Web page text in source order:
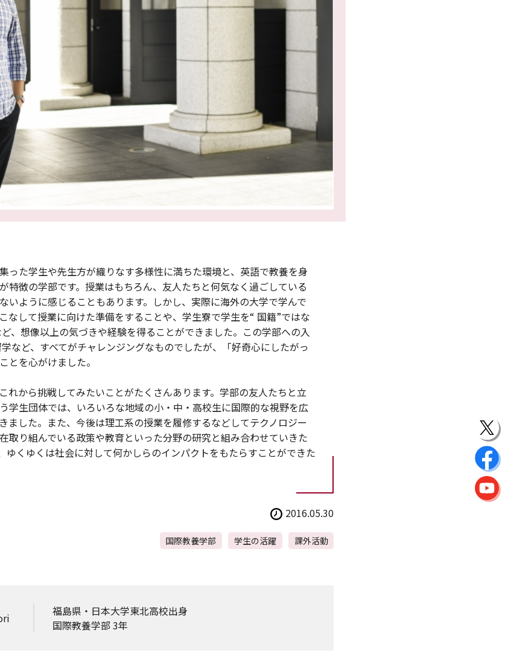
った学生や先生方が織りなす多様性に満ちた環境と、英語で教養を身
特徴の学部です。授業はもちろん、友人たちと何気なく過ごしている
いように感じることもあります。しかし、実際に海外の大学で学んで
なして授業に向けた準備をすることや、学生寮で学生を“ 国籍”ではな
、想像以上の気づきや経験を得ることができました。この学部への入
など、すべてがチャレンジングなものでしたが、「好奇心にしたがっ
とを心がけました。
れから挑戦してみたいことがたくさんあります。学部の友人たちと立
学生団体では、いろいろな地域の小・中・高校生に国際的な視野を広
ました。また、今後は理工系の授業を履修するなどしてテクノロジー
取り組んでいる政策や教育といった分野の研究と組み合わせていきた
ゆくゆくは社会に対して何かしらのインパクトをもたらすことができた
2016.05.30
国際教養学部 学生の活躍 課外活動
福島県・日本大学東北高校出身
国際教養学部 3年